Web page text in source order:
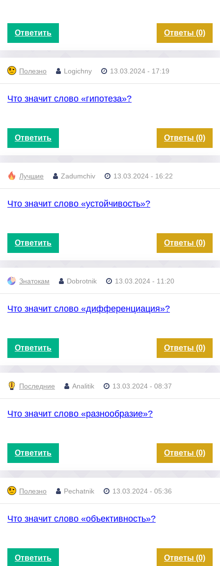
Ответить Ответы (0)
Полезно Logichny 13.03.2024 - 17:19
Что значит слово «гипотеза»?
Ответить Ответы (0)
Лучшие Zadumchiv 13.03.2024 - 16:22
Что значит слово «устойчивость»?
Ответить Ответы (0)
Знатокам Dobrotnik 13.03.2024 - 11:20
Что значит слово «дифференциация»?
Ответить Ответы (0)
Последние Analitik 13.03.2024 - 08:37
Что значит слово «разнообразие»?
Ответить Ответы (0)
Полезно Pechatnik 13.03.2024 - 05:36
Что значит слово «объективность»?
Ответить Ответы (0)